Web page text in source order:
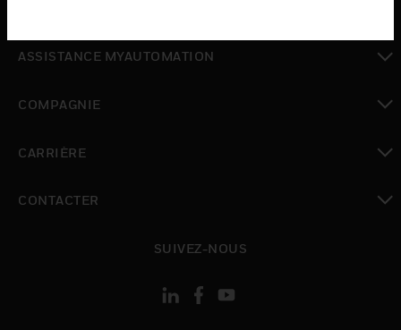
toggle view
ASSISTANCE MYAUTOMATION
COMPAGNIE
CARRIÈRE
CONTACTER
SUIVEZ-NOUS